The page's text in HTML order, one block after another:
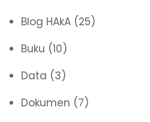
Blog HAkA (25)
Buku (10)
Data (3)
Dokumen (7)